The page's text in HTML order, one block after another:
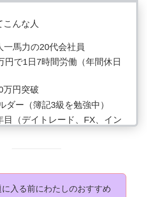
こんな人
一馬力の20代会社員
円で1日7時間労働（年間休日
万円突破
ダー（簿記3級を勉強中）
目（デイトレード、FX、イン
（2023年15万ポイント獲
レ、月4冊読書、時短料理は欠
中
に入る前にわたしのおすすめ